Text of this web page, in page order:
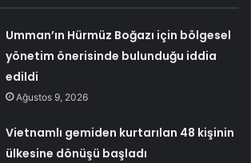
Umman’ın Hürmüz Boğazı için bölgesel
yönetim önerisinde bulunduğu iddia
edildi
Ağustos 9, 2026
Vietnamlı gemiden kurtarılan 48 kişinin
ülkesine dönüşü başladı